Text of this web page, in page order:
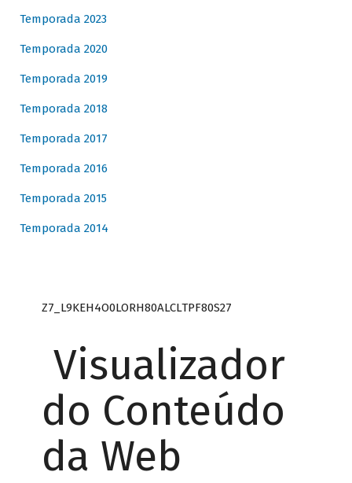
Temporada 2023
Temporada 2020
Temporada 2019
Temporada 2018
Temporada 2017
Temporada 2016
Temporada 2015
Temporada 2014
Z7_L9KEH4O0LORH80ALCLTPF80S27
Visualizador
do Conteúdo
da Web